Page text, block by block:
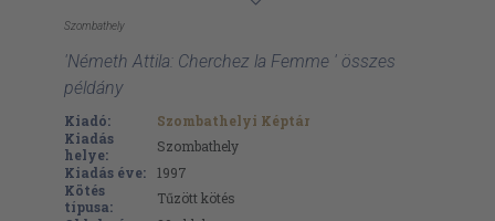
Szombathely
'Németh Attila: Cherchez la Femme ' összes
példány
Kiadó:
Szombathelyi Képtár
Kiadás
helye:
Szombathely
Kiadás éve:
1997
Kötés
típusa:
Tűzött kötés